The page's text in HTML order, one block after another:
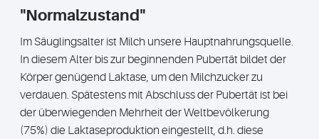
"Normalzustand"
Im Säuglingsalter ist Milch unsere Hauptnahrungsquelle.
In diesem Alter bis zur beginnenden Pubertät bildet der
Körper genügend Laktase, um den Milchzucker zu
verdauen. Spätestens mit Abschluss der Pubertät ist bei
der überwiegenden Mehrheit der Weltbevölkerung
(75%) die Laktaseproduktion eingestellt, d.h. diese